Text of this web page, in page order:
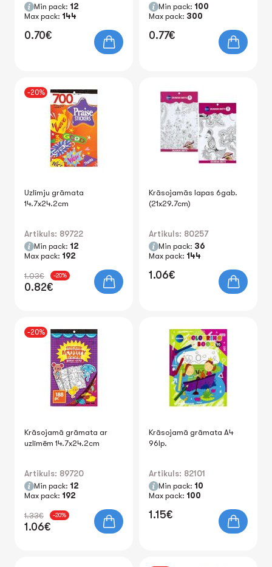
Min pack: 12
Max pack: 144
0.70€
Min pack: 100
Max pack: 300
0.77€
-20%
Uzlīmju grāmata
14.7x24.2cm
Artikuls: 89722
Min pack: 12
Max pack: 192
1.03€ -20%
0.82€
Krāsojamās lapas 6gab.
(21x29.7cm)
Artikuls: 80257
Min pack: 36
Max pack: 144
1.06€
-20%
Krāsojamā grāmata ar
uzlīmēm 14.7x24.2cm
Artikuls: 89720
Min pack: 12
Max pack: 192
1.33€ -20%
1.06€
Krāsojamā grāmata A4
96lp.
Artikuls: 82101
Min pack: 10
Max pack: 100
1.15€